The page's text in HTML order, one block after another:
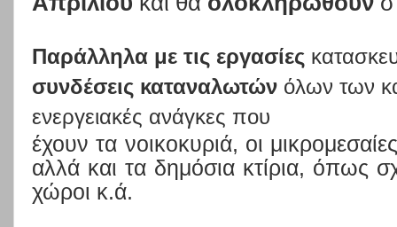
Παράλληλα με τις εργασίες
συνδέσεις καταναλωτών όλων των
ενεργειακές ανάγκες που
έχουν τα νοικοκυριά, οι
αλλά και τα δημόσια κτίρια, όπως
χώροι κ.ά.